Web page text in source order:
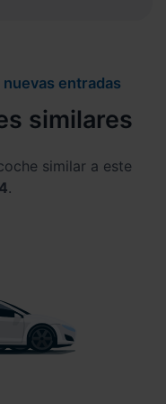
entradas
similares
similar a este
.